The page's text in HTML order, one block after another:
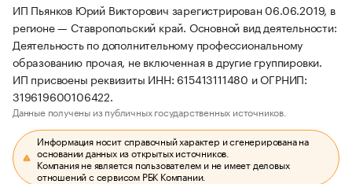
ИП Пьянков Юрий Викторович зарегистрирован 06.06.2019, в
регионе — Ставропольский край. Основной вид деятельности:
Деятельность по дополнительному профессиональному
образованию прочая, не включенная в другие группировки.
ИП присвоены реквизиты ИНН: 615413111480 и ОГРНИП:
319619600106422.
Данные получены из публичных государственных источников.
Информация носит справочный характер и сгенерирована на
основании данных из открытых источников.
Компания не является пользователем и не имеет деловых
отношений с сервисом РБК Компании.